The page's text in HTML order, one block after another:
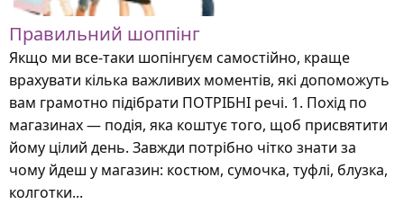
Правильний шоппінг
Якщо ми все-таки шопінгуєм самостійно, краще
врахувати кілька важливих моментів, які допоможуть
вам грамотно підібрати ПОТРІБНІ речі. 1. Похід по
магазинах — подія, яка коштує того, щоб присвятити
йому цілий день. Завжди потрібно чітко знати за
чому йдеш у магазин: костюм, сумочка, туфлі, блузка,
колготки...